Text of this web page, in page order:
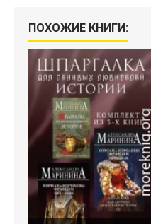
ПОХОЖИЕ КНИГИ: